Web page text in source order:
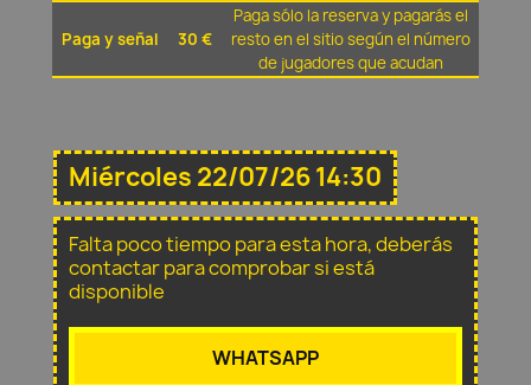
Paga y señal 30 €
Paga sólo la reserva y pagarás el
resto en el sitio según el número
de jugadores que acudan
Miércoles 22/07/26 14:30
Falta poco tiempo para esta hora, deberás
contactar para comprobar si está
disponible
WHATSAPP